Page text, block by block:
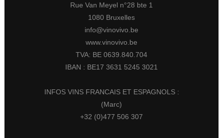
Rue Van Meyel n°28 bte 1
1080 Bruxelles
info@vinovivo.be
www.vinovivo.be
TVA: BE 0639.840.704
IBAN : BE17 3631 5245 3021
INFOS VINS FRANCAIS ET ESPAGNOLS :
(Marc)
+32 (0)477 506 307